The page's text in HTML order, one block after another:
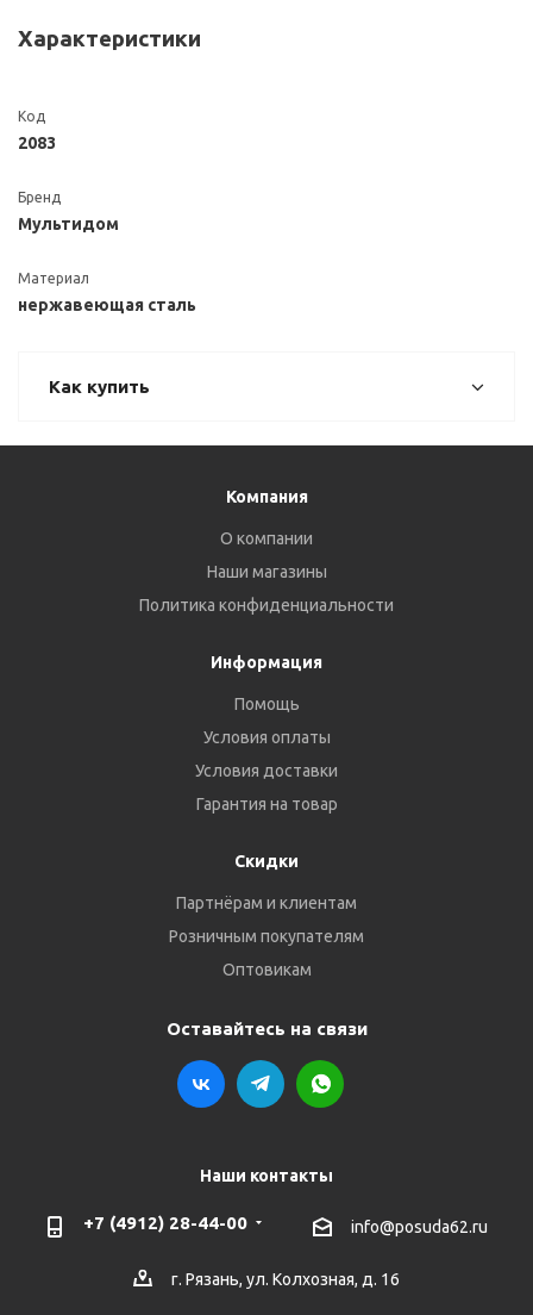
Характеристики
Код
2083
Бренд
Мультидом
Материал
нержавеющая сталь
Как купить
Компания
О компании
Наши магазины
Политика конфиденциальности
Информация
Помощь
Условия оплаты
Условия доставки
Гарантия на товар
Скидки
Партнёрам и клиентам
Розничным покупателям
Оптовикам
Оставайтесь на связи
Наши контакты
+7 (4912) 28-44-00 info@posuda62.ru
г. Рязань, ул. Колхозная, д. 16